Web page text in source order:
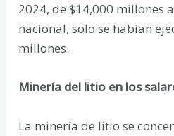
2024, de $14,000 millones
nacional, solo se habían
millones.
Minería del litio en los
La minería de litio se